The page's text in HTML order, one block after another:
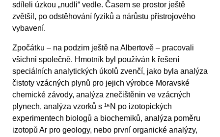
sdíleli úzkou „nudli“ vedle. Časem se prostor ještě
zvětšil, po odstěhování fyziků a nárůstu přístrojového
vybavení.
Zpočátku – na podzim ještě na Albertově – pracovali
všichni společně. Hmotník byl používán k řešení
speciálních analytických úkolů zvenčí, jako byla analýza
čistoty vzácných plynů pro jejich výrobce Moravské
chemické závody, analýza znečištěnin ve vzácných
plynech, analýza vzorků s ¹⁵N po izotopických
experimentech biologů a biochemiků, analýza poměru
izotopů Ar pro geology, nebo první organické analýzy,